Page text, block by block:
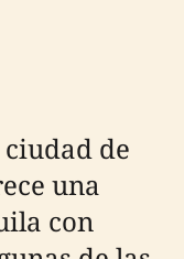
de
una
con